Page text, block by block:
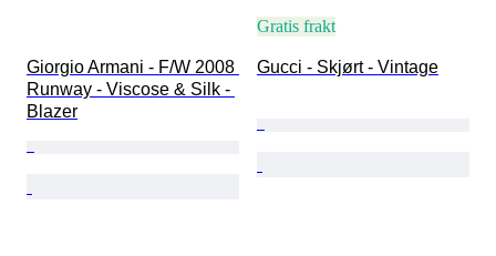
Giorgio Armani - F/W 2008
Runway - Viscose & Silk -
Blazer
Gratis frakt
Gucci - Skjørt - Vintage